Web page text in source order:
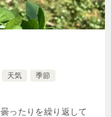
天気
季節
ったりを繰り返して